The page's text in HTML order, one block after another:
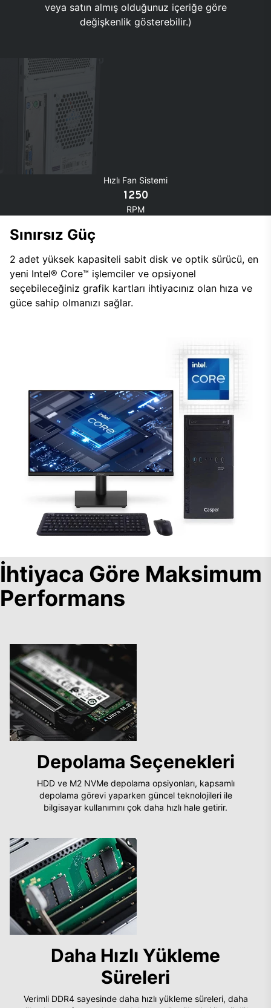
veya satın almış olduğunuz içeriğe göre
değişkenlik gösterebilir.)
Hızlı Fan Sistemi
1250
RPM
Sınırsız Güç
2 adet yüksek kapasiteli sabit disk ve optik sürücü, en
yeni Intel® Core™ işlemciler ve opsiyonel
seçebileceğiniz grafik kartları ihtiyacınız olan hıza ve
güce sahip olmanızı sağlar.
İhtiyaca Göre Maksimum
Performans
Depolama Seçenekleri
HDD ve M2 NVMe depolama opsiyonları, kapsamlı
depolama görevi yaparken güncel teknolojileri ile
bilgisayar kullanımını çok daha hızlı hale getirir.
Daha Hızlı Yükleme
Süreleri
Verimli DDR4 sayesinde daha hızlı yükleme süreleri, daha